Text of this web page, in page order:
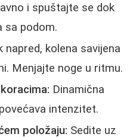
i spuštajte se dok
sa podom.
napred, kolena savijena
Menjajte noge u ritmu.
Dinamična
intenzitet.
položaju: Sedite uz